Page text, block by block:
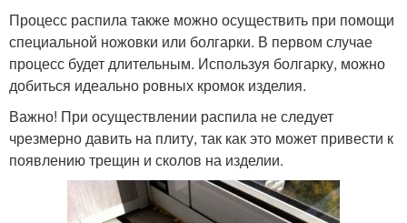
Процесс распила также можно осуществить при помощи
специальной ножовки или болгарки. В первом случае
процесс будет длительным. Используя болгарку, можно
добиться идеально ровных кромок изделия.
Важно! При осуществлении распила не следует
чрезмерно давить на плиту, так как это может привести к
появлению трещин и сколов на изделии.